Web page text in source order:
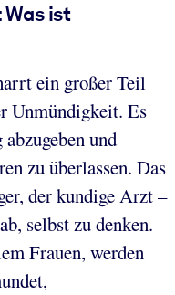
ist
ein großer Teil
Unmündigkeit. Es
und
zu überlassen. Das
der kundige Arzt –
selbst zu denken.
Frauen, werden